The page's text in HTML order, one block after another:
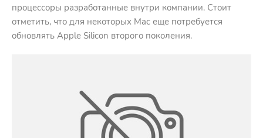
процессоры разработанные внутри компании. Стоит
отметить, что для некоторых Mac еще потребуется
обновлять Apple Silicon второго поколения.